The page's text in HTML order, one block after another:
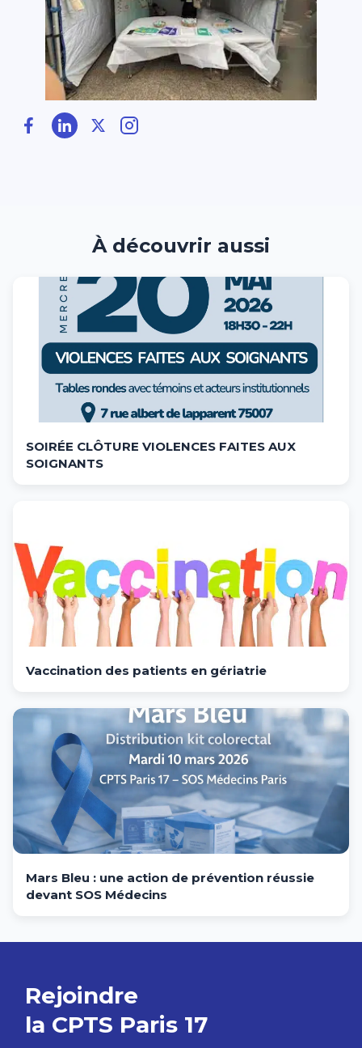
À découvrir aussi
SOIRÉE CLÔTURE VIOLENCES FAITES AUX
SOIGNANTS
Vaccination des patients en gériatrie
Mars Bleu : une action de prévention réussie
devant SOS Médecins
Rejoindre
la CPTS Paris 17